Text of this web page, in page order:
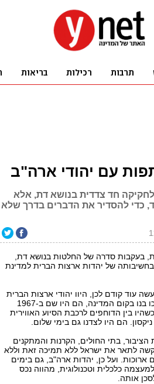
עם יהודי ארה"ב
חד צדדית בנושא דת, אלא
כדי להסדיר את הדברים בדרך שלא
בעקבות סדרה של החלטות בנושא דת,
בחשיבותה של יהדות ארצות הברית למדינת
עוד קודם לכן, היוו יהודי ארצות הברית
משענת נאמנה למדינת ישראל. הם תמכו בנו בקום המדינה, הם היו שם ב-1967
וסייעו לנצחון הגדול ולא אכזבו ב-1973 כשהיו בין הדוחפים לרכבת הסיוע האווירית
הם היו לצדנו גם בימי שלום.
בתי החולים, הקרנות והמתקנים
לתאר את ישראל ללא תמיכה זאת וללא
ועל כן, יהדות ארה"ב, גם בימים
כלכלית וטכנולוגית, מהווה נכס
אותה.